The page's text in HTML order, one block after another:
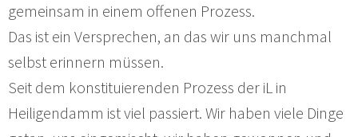
gemeinsam in einem offenen Prozess.
Das ist ein Versprechen, an das wir uns manchmal
selbst erinnern müssen.
Seit dem konstituierenden Prozess der iL in
Heiligendamm ist viel passiert. Wir haben viele Dinge